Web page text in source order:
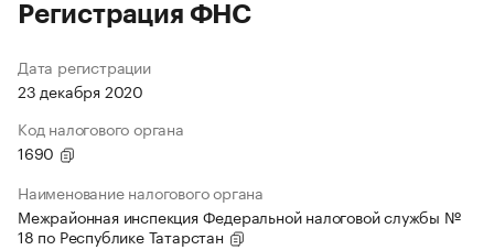
Регистрация ФНС
Дата регистрации
23 декабря 2020
Код налогового органа
1690
Наименование налогового органа
Межрайонная инспекция Федеральной налоговой службы №
18 по Республике Татарстан